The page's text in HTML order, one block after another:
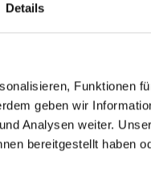
Details
Funktionen
geben wir
Analysen weiter.
bereitgestellt haben
AG in Wil wurde die
vorbereitet und
Am Ende des
stand ein Co-
2026 führen
Eder, Tochter und